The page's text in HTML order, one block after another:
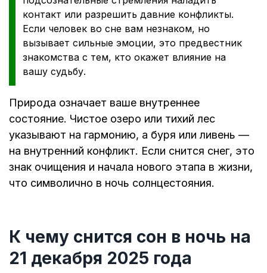
контакт или разрешить давние конфликты.
Если человек во сне вам незнаком, но
вызывает сильные эмоции, это предвестник
знакомства с тем, кто окажет влияние на
вашу судьбу.
Природа означает ваше внутреннее
состояние. Чистое озеро или тихий лес
указывают на гармонию, а буря или ливень —
на внутренний конфликт. Если снится снег, это
знак очищения и начала нового этапа в жизни,
что символично в ночь солнцестояния.
К чему снится сон в ночь на
21 декабря 2025 года